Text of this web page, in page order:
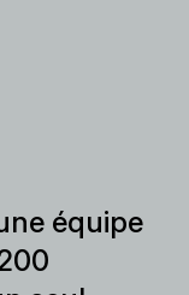
équipe